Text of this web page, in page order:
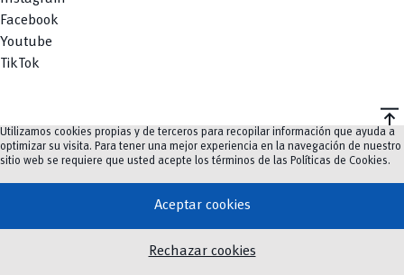
Facebook
Youtube
TikTok
vertical_align_top
©2023-2026UCuenca.
Utilizamos cookies propias y de terceros para recopilar información que ayuda a
optimizar su visita. Para tener una mejor experiencia en la navegación de nuestro
sitio web se requiere que usted acepte los términos de las Políticas de Cookies.
Aceptar cookies
Rechazar cookies